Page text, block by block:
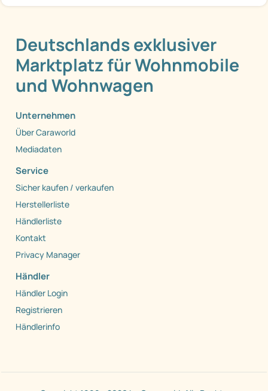
Deutschlands exklusiver
Marktplatz für Wohnmobile
und Wohnwagen
Unternehmen
Über Caraworld
Mediadaten
Service
Sicher kaufen / verkaufen
Herstellerliste
Händlerliste
Kontakt
Privacy Manager
Händler
Händler Login
Registrieren
Händlerinfo